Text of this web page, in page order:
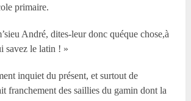
primaire.
André, dites-leur donc quéque chose,à
savez le latin ! »
inquiet du présent, et surtout de
franchement des saillies du gamin dont la